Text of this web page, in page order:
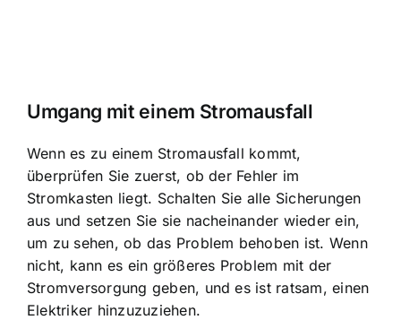
Umgang mit einem Stromausfall
Wenn es zu einem Stromausfall kommt,
überprüfen Sie zuerst, ob der Fehler im
Stromkasten liegt. Schalten Sie alle Sicherungen
aus und setzen Sie sie nacheinander wieder ein,
um zu sehen, ob das Problem behoben ist. Wenn
nicht, kann es ein größeres Problem mit der
Stromversorgung geben, und es ist ratsam, einen
Elektriker hinzuzuziehen.